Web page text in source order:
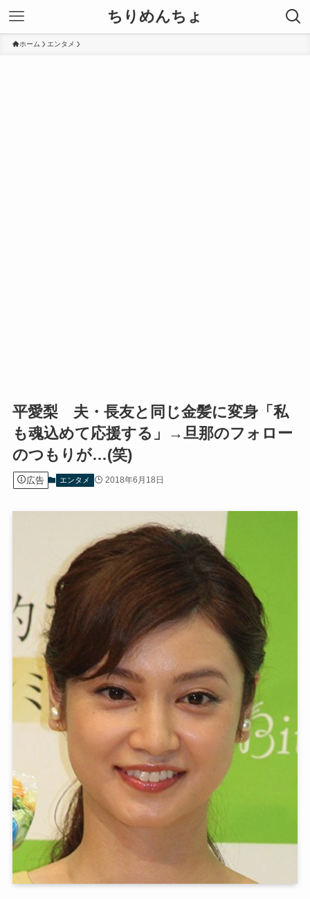
ちりめんちょ
ホーム エンタメ
平愛梨 夫・長友と同じ金髪に変身「私
も魂込めて応援する」→旦那のフォロー
のつもりが…(笑)
広告 エンタメ 2018年6月18日